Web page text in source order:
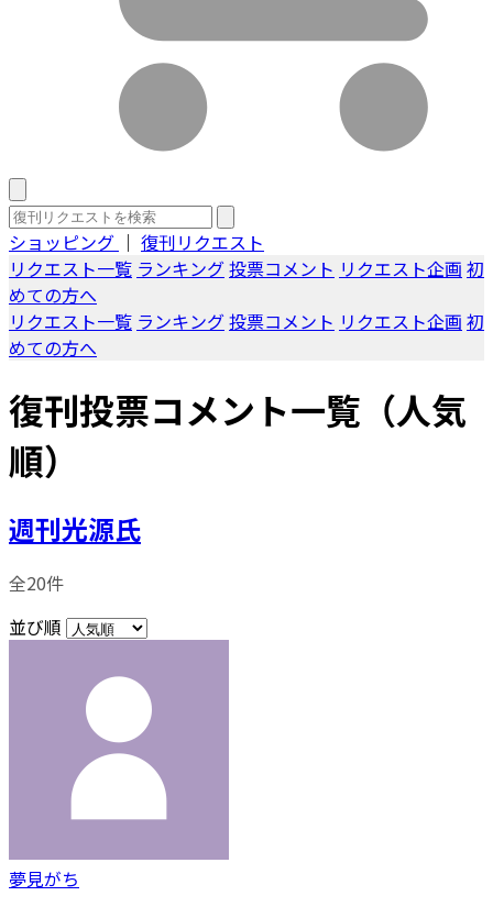
ショッピング ｜ 復刊リクエスト
リクエスト一覧 ランキング投票コメント リクエスト企画 初
めての方へ
リクエスト一覧 ランキング投票コメント リクエスト企画 初
めての方へ
復刊投票コメント一覧（人気
順）
週刊光源氏
全20件
並び順
夢見がち